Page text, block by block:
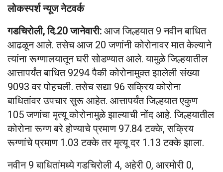
लोकस्पर्श न्यूज नेटवर्क
गडचिरोली, दि.20 जानेवारी: आज जिल्हयात 9 नवीन बाधित
आढळून आले. तसेच आज 20 जणांनी कोरोनावर मात केल्याने
त्यांना रूग्णालयातून घरी सोडण्यात आले. यामुळे जिल्हयातील
आत्तापर्यंत बाधित 9294 पैकी कोरोनामुक्त झालेली संख्या
9093 वर पोहचली. तसेच सद्या 96 सक्रिय कोरोना
बाधितांवर उपचार सुरू आहेत. आत्तापर्यंत जिल्हयात एकुण
105 जणांचा मृत्यू कोरोनामुळे झाल्याची नोंद आहे. जिल्हयातील
कोरोना रूग्ण बरे होण्याचे प्रमाण 97.84 टक्के, सक्रिय
रूग्णांचे प्रमाण 1.03 टक्के तर मृत्यू दर 1.13 टक्के झाला.
नवीन 9 बाधितांमध्ये गडचिरोली 4, अहेरी 0, आरमोरी 0,